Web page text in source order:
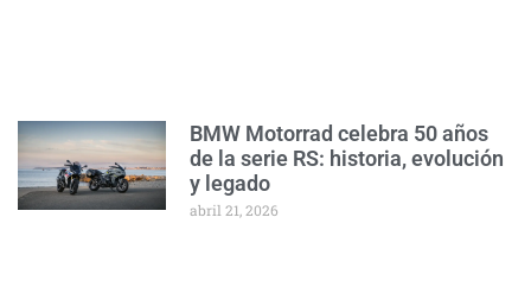
BMW Motorrad celebra 50 años
de la serie RS: historia, evolución
y legado
abril 21, 2026